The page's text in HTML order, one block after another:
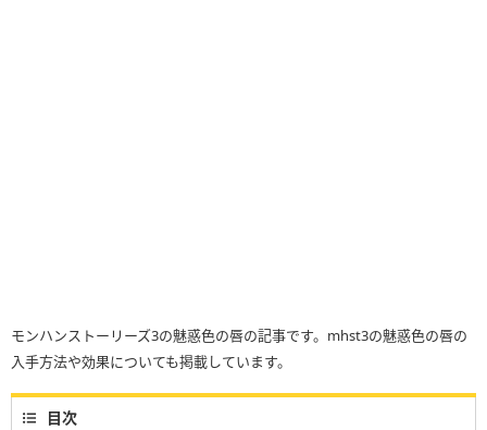
モンハンストーリーズ3の魅惑色の唇の記事です。mhst3の魅惑色の唇の
入手方法や効果についても掲載しています。
目次